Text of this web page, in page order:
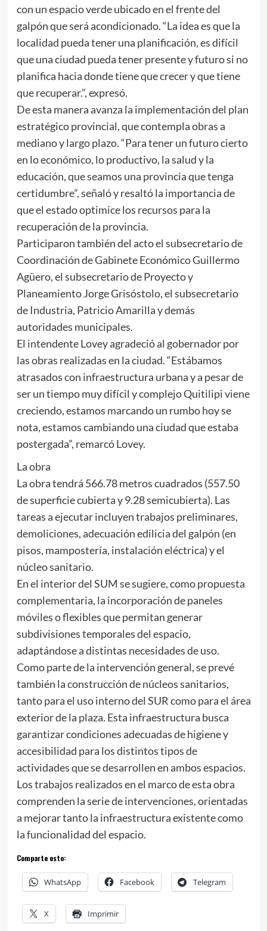
con un espacio verde ubicado en el frente del
galpón que será acondicionado. “La idea es que la
localidad pueda tener una planificación, es difícil
que una ciudad pueda tener presente y futuro si no
planifica hacia donde tiene que crecer y que tiene
que recuperar.”, expresó.
De esta manera avanza la implementación del plan
estratégico provincial, que contempla obras a
mediano y largo plazo. “Para tener un futuro cierto
en lo económico, lo productivo, la salud y la
educación, que seamos una provincia que tenga
certidumbre”, señaló y resaltó la importancia de
que el estado optimice los recursos para la
recuperación de la provincia.
Participaron también del acto el subsecretario de
Coordinación de Gabinete Económico Guillermo
Agüero, el subsecretario de Proyecto y
Planeamiento Jorge Grisóstolo, el subsecretario
de Industria, Patricio Amarilla y demás
autoridades municipales.
El intendente Lovey agradeció al gobernador por
las obras realizadas en la ciudad. “Estábamos
atrasados con infraestructura urbana y a pesar de
ser un tiempo muy difícil y complejo Quitilipi viene
creciendo, estamos marcando un rumbo hoy se
nota, estamos cambiando una ciudad que estaba
postergada”, remarcó Lovey.
La obra
La obra tendrá 566.78 metros cuadrados (557.50
de superficie cubierta y 9.28 semicubierta). Las
tareas a ejecutar incluyen trabajos preliminares,
demoliciones, adecuación edilicia del galpón (en
pisos, mampostería, instalación eléctrica) y el
núcleo sanitario.
En el interior del SUM se sugiere, como propuesta
complementaria, la incorporación de paneles
móviles o flexibles que permitan generar
subdivisiones temporales del espacio,
adaptándose a distintas necesidades de uso.
Como parte de la intervención general, se prevé
también la construcción de núcleos sanitarios,
tanto para el uso interno del SUR como para el área
exterior de la plaza. Esta infraestructura busca
garantizar condiciones adecuadas de higiene y
accesibilidad para los distintos tipos de
actividades que se desarrollen en ambos espacios.
Los trabajos realizados en el marco de esta obra
comprenden la serie de intervenciones, orientadas
a mejorar tanto la infraestructura existente como
la funcionalidad del espacio.
Comparte esto:
WhatsApp Facebook Telegram
X Imprimir